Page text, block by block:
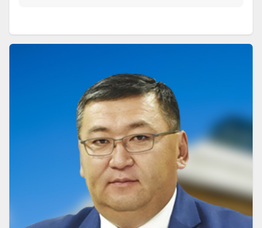
ӨРГӨН БАРЬСАН:2022-05-06
БИЕ ДААСАН ХУУЛЬ()
2022-01-17
Нас барсан өндөр насны тэтгэврийн
зээл авагчийн тэтгэврийн зээл
чөлөөлөх тухай
ДАРААЛСАН 7 БИШ, 5 ЖИЛЭЭР ТЭТГЭВРИЙН
ХЭМЖЭЭГ ТООЦОХ)
ӨРГӨН БАРЬСАН:2021-04-29